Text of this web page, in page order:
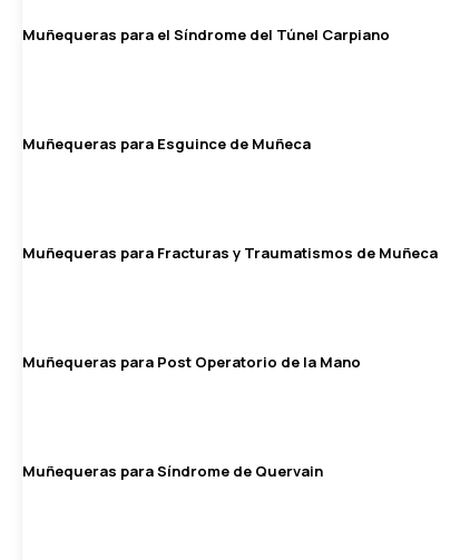
Muñequeras para el Síndrome del Túnel Carpiano
Muñequeras para Esguince de Muñeca
Muñequeras para Fracturas y Traumatismos de Muñeca
Muñequeras para Post Operatorio de la Mano
Muñequeras para Síndrome de Quervain